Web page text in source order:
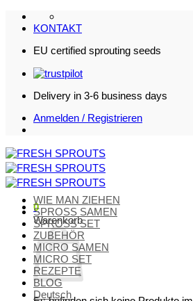
Zum
Inhalt
KONTAKT
EU certified sprouting seeds
Delivery in 3-6 business days
Anmelden / Registrieren
0
Warenkorb
WIE MAN ZIEHEN
SPROSS SAMEN
SPROSS SET
ZUBEHÖR
MICRO SAMEN
MICRO SET
REZEPTE
BLOG
Deutsch